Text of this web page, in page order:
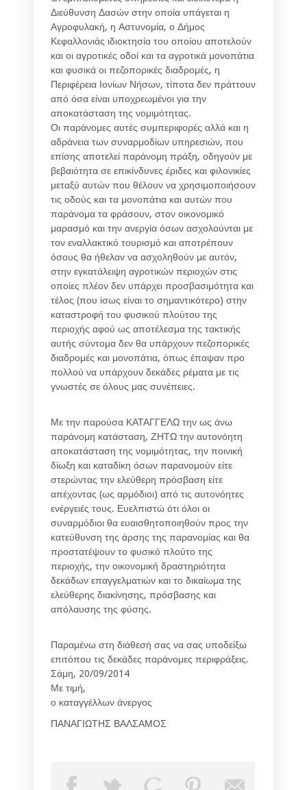
Διεύθυνση Δασών στην οποία υπάγεται η
Αγροφυλακή, η Αστυνομία, ο Δήμος
Κεφαλλονιάς ιδιοκτησία του οποίου αποτελούν
και οι αγροτικές οδοί και τα αγροτικά μονοπάτια
και φυσικά οι πεζοπορικές διαδρομές, η
Περιφέρεια Ιονίων Νήσων, τίποτα δεν πράττουν
από όσα είναι υποχρεωμένοι για την
αποκατάσταση της νομιμότητας.
Οι παράνομες αυτές συμπεριφορές αλλά και η
αδράνεια των συναρμοδίων υπηρεσιών, που
επίσης αποτελεί παράνομη πράξη, οδηγούν με
βεβαιότητα σε επικίνδυνες έριδες και φιλονικίες
μεταξύ αυτών που θέλουν να χρησιμοποιήσουν
τις οδούς και τα μονοπάτια και αυτών που
παράνομα τα φράσουν, στον οικονομικό
μαρασμό και την ανεργία όσων ασχολούνται με
τον εναλλακτικό τουρισμό και αποτρέπουν
όσους θα ήθελαν να ασχοληθούν με αυτόν,
στην εγκατάλειψη αγροτικών περιοχών στις
οποίες πλέον δεν υπάρχει προσβασιμότητα και
τέλος (που ίσως είναι το σημαντικότερο) στην
καταστροφή του φυσικού πλούτου της
περιοχής αφού ως αποτέλεσμα της τακτικής
αυτής σύντομα δεν θα υπάρχουν πεζοπορικές
διαδρομές και μονοπάτια, όπως έπαψαν προ
πολλού να υπάρχουν δεκάδες ρέματα με τις
γνωστές σε όλους μας συνέπειες.
Με την παρούσα ΚΑΤΑΓΓΕΛΩ την ως άνω
παράνομη κατάσταση, ΖΗΤΩ την αυτονόητη
αποκατάσταση της νομιμότητας, την ποινική
δίωξη και καταδίκη όσων παρανομούν είτε
στερώντας την ελεύθερη πρόσβαση είτε
απέχοντας (ως αρμόδιοι) από τις αυτονόητες
ενέργειές τους. Ευελπιστώ ότι όλοι οι
συναρμόδιοι θα ευαισθητοποιηθούν προς την
κατεύθυνση της άρσης της παρανομίας και θα
προστατέψουν το φυσικό πλούτο της
περιοχής, την οικονομική δραστηριότητα
δεκάδων επαγγελματιών και το δικαίωμα της
ελεύθερης διακίνησης, πρόσβασης και
απόλαυσης της φύσης.
Παραμένω στη διάθεσή σας να σας υποδείξω
επιτόπου τις δεκάδες παράνομες περιφράξεις.
Σάμη, 20/09/2014
Με τιμή,
ο καταγγέλλων άνεργος
ΠΑΝΑΓΙΩΤΗΣ ΒΑΛΣΑΜΟΣ